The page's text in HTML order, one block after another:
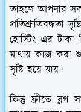
তাহলে আপনার
প্রতিশ্রুতিবদ্ধতা
হোস্টিং এর
মাথায় কাজ করা
সৃষ্টি হয়ে যায়।
কিন্তু ফ্রীতে ব্লগ